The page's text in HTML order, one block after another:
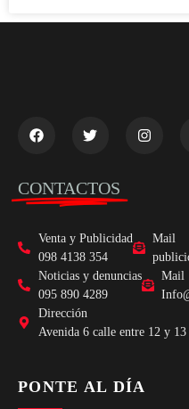
CONTACTOS
Venta y Publicidad
098 4138 354
Mail
Noticias y denuncias
095 890 4289
Mail
Dirección
Avenida 6 calle entre 12 y 13
PONTE AL DÍA